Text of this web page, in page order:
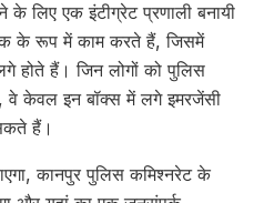
लिए एक इंटीग्रेट प्रणाली बनायी
के रूप में काम करते हैं, जिसमें
होते हैं। जिन लोगों को पुलिस
वे केवल इन बॉक्स में लगे इमरजेंसी
हैं।
कानपुर पुलिस कमिश्नरेट के